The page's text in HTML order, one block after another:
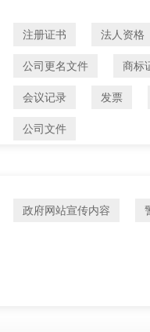
注册证书 法人资格
公司更名文件 商标
会议记录 发票
公司文件
政府网站宣传内容